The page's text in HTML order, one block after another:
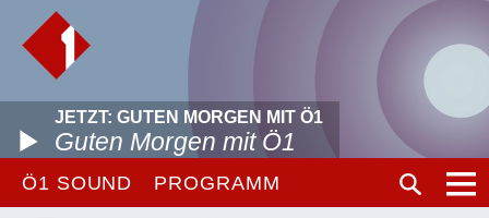
JETZT: GUTEN MORGEN MIT Ö1
Guten Morgen mit Ö1
Ö1 SOUND PROGRAMM